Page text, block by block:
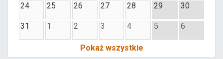
24 25 26 27 28 29 30
31 1 2 3 4 5 6
Pokaż wszystkie